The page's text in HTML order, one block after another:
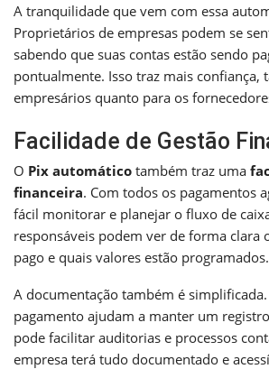
A tranquilidade que vem com essa
Proprietários de empresas podem se
sabendo que suas contas estão sendo
pontualmente. Isso traz mais confiança,
empresários quanto para os
Facilidade de Gestão
O Pix automático também traz uma
financeira. Com todos os pagamentos
fácil monitorar e planejar o fluxo de
responsáveis podem ver de forma clara
pago e quais valores estão programados.
A documentação também é
pagamento ajudam a manter um
pode facilitar auditorias e processos
empresa terá tudo documentado e